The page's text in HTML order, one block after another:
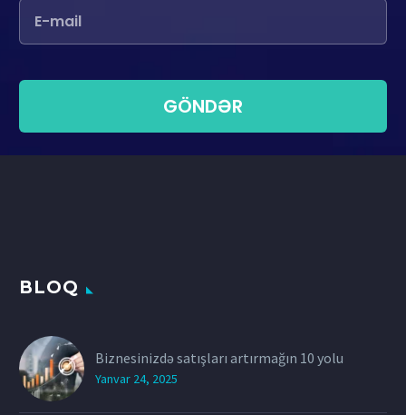
BLOQ
Biznesinizdə satışları artırmağın 10 yolu
Yanvar 24, 2025